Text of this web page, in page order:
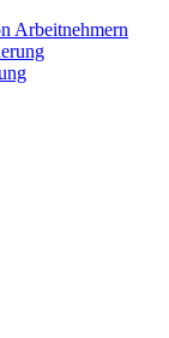
Arbeitnehmern